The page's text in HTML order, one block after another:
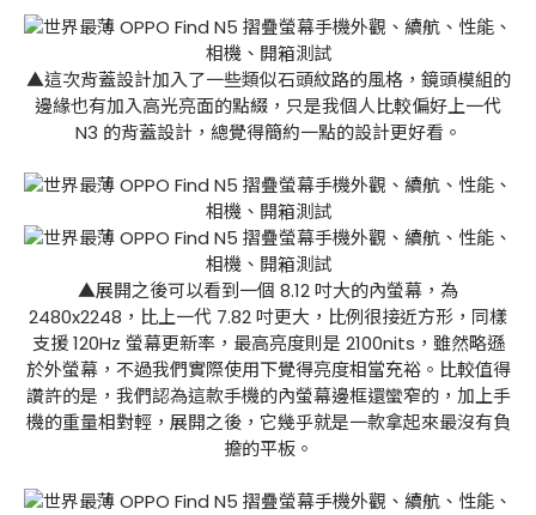
▲這次背蓋設計加入了一些類似石頭紋路的風格，鏡頭模組的
邊緣也有加入高光亮面的點綴，只是我個人比較偏好上一代
N3 的背蓋設計，總覺得簡約一點的設計更好看。
▲展開之後可以看到一個 8.12 吋大的內螢幕，為
2480x2248，比上一代 7.82 吋更大，比例很接近方形，同樣
支援 120Hz 螢幕更新率，最高亮度則是 2100nits，雖然略遜
於外螢幕，不過我們實際使用下覺得亮度相當充裕。比較值得
讚許的是，我們認為這款手機的內螢幕邊框還蠻窄的，加上手
機的重量相對輕，展開之後，它幾乎就是一款拿起來最沒有負
擔的平板。